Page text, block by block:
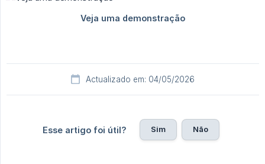
Actualizado em: 04/05/2026
Esse artigo foi útil? Sim Não